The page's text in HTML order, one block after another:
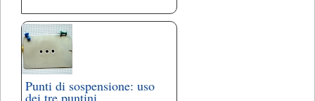
Punti di sospensione: uso
dei tre puntini